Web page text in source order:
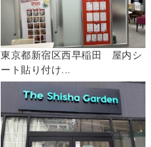
東京都新宿区西早稲田 屋内シ
ート貼り付け...